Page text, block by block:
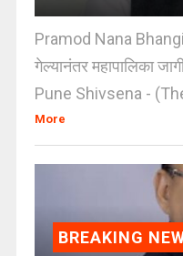
Pramod Nana
गेल्यानंतर महापालिका
Pune Shivsena -
More
BREAKING